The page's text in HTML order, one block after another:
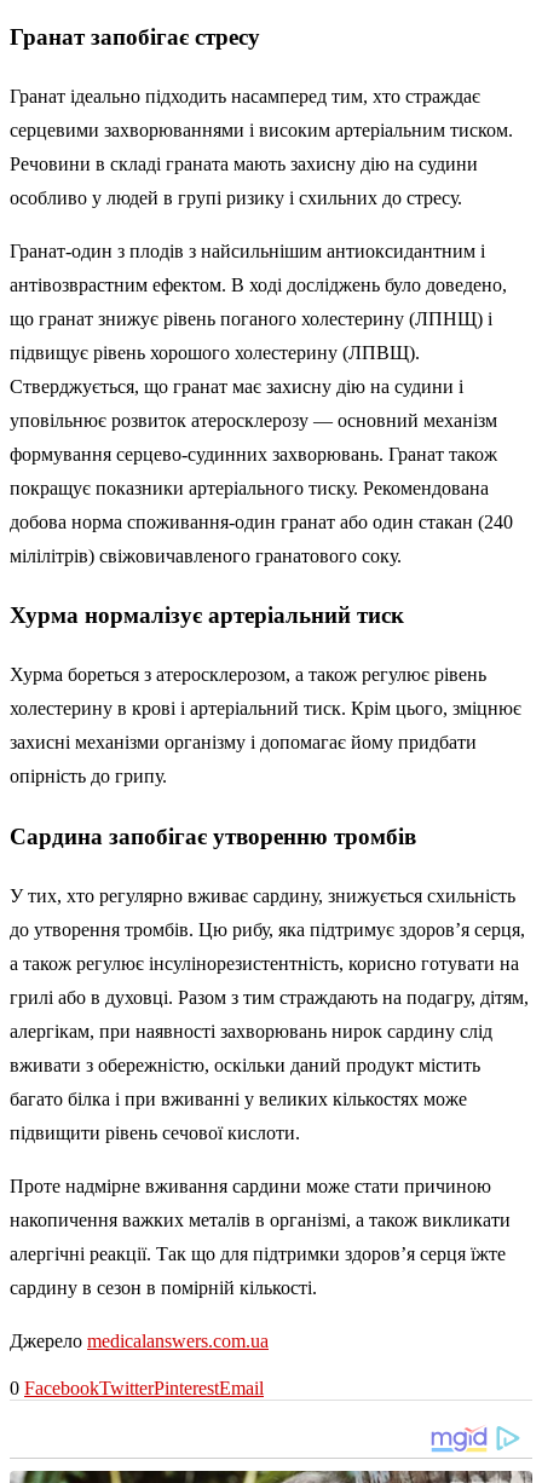
Гранат запобігає стресу
Гранат ідеально підходить насамперед тим, хто страждає
серцевими захворюваннями і високим артеріальним тиском.
Речовини в складі граната мають захисну дію на судини
особливо у людей в групі ризику і схильних до стресу.
Гранат-один з плодів з найсильнішим антиоксидантним і
антівозврастним ефектом. В ході досліджень було доведено,
що гранат знижує рівень поганого холестерину (ЛПНЩ) і
підвищує рівень хорошого холестерину (ЛПВЩ).
Стверджується, що гранат має захисну дію на судини і
уповільнює розвиток атеросклерозу — основний механізм
формування серцево-судинних захворювань. Гранат також
покращує показники артеріального тиску. Рекомендована
добова норма споживання-один гранат або один стакан (240
мілілітрів) свіжовичавленого гранатового соку.
Хурма нормалізує артеріальний тиск
Хурма бореться з атеросклерозом, а також регулює рівень
холестерину в крові і артеріальний тиск. Крім цього, зміцнює
захисні механізми організму і допомагає йому придбати
опірність до грипу.
Сардина запобігає утворенню тромбів
У тих, хто регулярно вживає сардину, знижується схильність
до утворення тромбів. Цю рибу, яка підтримує здоров’я серця,
а також регулює інсулінорезистентність, корисно готувати на
грилі або в духовці. Разом з тим страждають на подагру, дітям,
алергікам, при наявності захворювань нирок сардину слід
вживати з обережністю, оскільки даний продукт містить
багато білка і при вживанні у великих кількостях може
підвищити рівень сечової кислоти.
Проте надмірне вживання сардини може стати причиною
накопичення важких металів в організмі, а також викликати
алергічні реакції. Так що для підтримки здоров’я серця їжте
сардину в сезон в помірній кількості.
Джерело medicalanswers.com.ua
0 FacebookTwitterPinterestEmail